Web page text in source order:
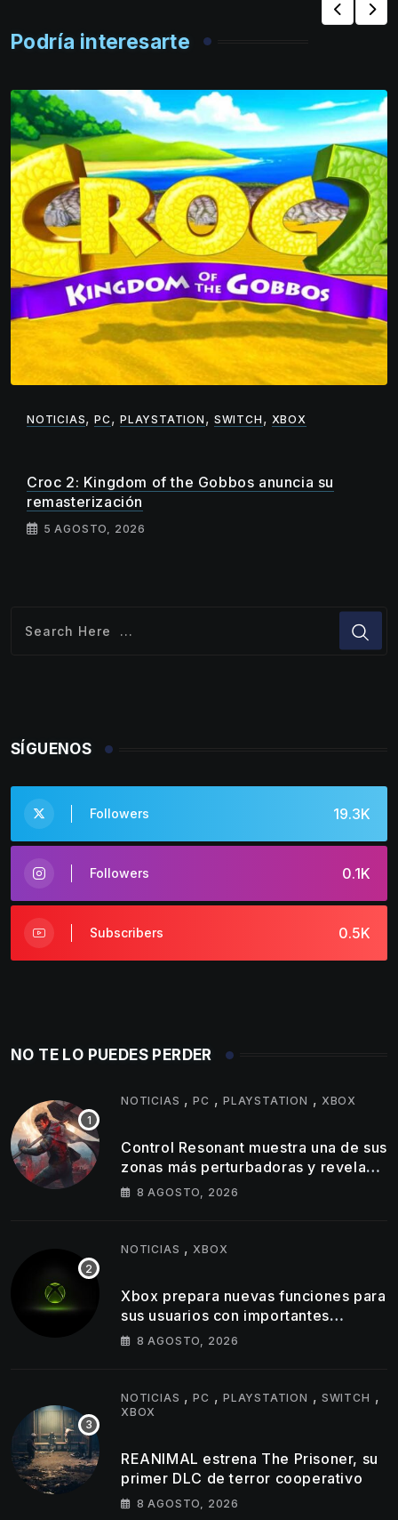
Podría interesarte
NOTICIAS,PC,PLAYSTATION , SWITCH , XBOX
Croc 2: Kingdom of the Gobbos anuncia su
remasterización
5 AGOSTO, 2026
SÍGUENOS
19.3K
Followers
0.1K
Followers
0.5K
Subscribers
NO TE LO PUEDES PERDER
NOTICIAS ,PC ,PLAYSTATION , XBOX
Control Resonant muestra una de sus
zonas más perturbadoras y revela
nuevos detalles de su gameplay
8 AGOSTO, 2026
NOTICIAS , XBOX
Xbox prepara nuevas funciones para
sus usuarios con importantes
cambios en capturas y logros
8 AGOSTO, 2026
NOTICIAS ,PC ,PLAYSTATION , SWITCH ,
XBOX
REANIMAL estrena The Prisoner, su
primer DLC de terror cooperativo
8 AGOSTO, 2026